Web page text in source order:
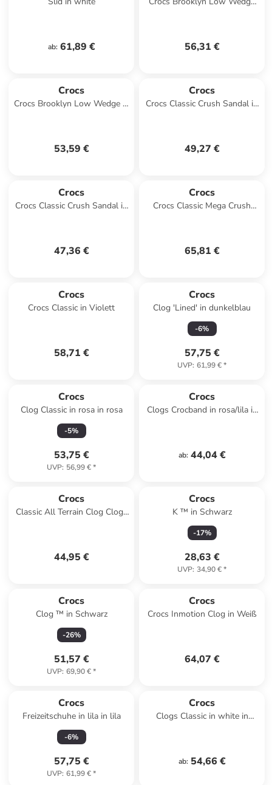
ab: 61,89 € 56,31 €
Crocs
Crocs Brooklyn Low Wedge in
53,59 €
Crocs
Crocs Classic Crush Sandal in
49,27 €
Crocs
Crocs Classic Crush Sandal in
47,36 €
Crocs
Crocs Classic Mega Crush
65,81 €
Crocs
Crocs Classic in Violett
58,71 €
Crocs
Clog 'Lined' in dunkelblau
-6%
57,75 €
UVP: 61,99 €*
Crocs
Clog Classic in rosa in rosa
-5%
53,75 €
UVP: 56,99 €*
Crocs
Clogs Crocband in rosa/lila in
ab: 44,04 €
Crocs
Classic All Terrain Clog Clogs
44,95 €
Crocs
K ™ in Schwarz
-17%
28,63 €
UVP: 34,90 €*
Crocs
Clog ™ in Schwarz
-26%
51,57 €
UVP: 69,90 €*
Crocs
Crocs Inmotion Clog in Weiß
64,07 €
Crocs
Freizeitschuhe in lila in lila
-6%
57,75 €
UVP: 61,99 €*
Crocs
Clogs Classic in white in
ab: 54,66 €